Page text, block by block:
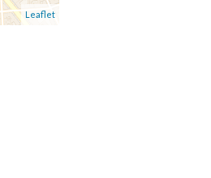
Leaflet